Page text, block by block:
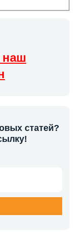
наш
статей?